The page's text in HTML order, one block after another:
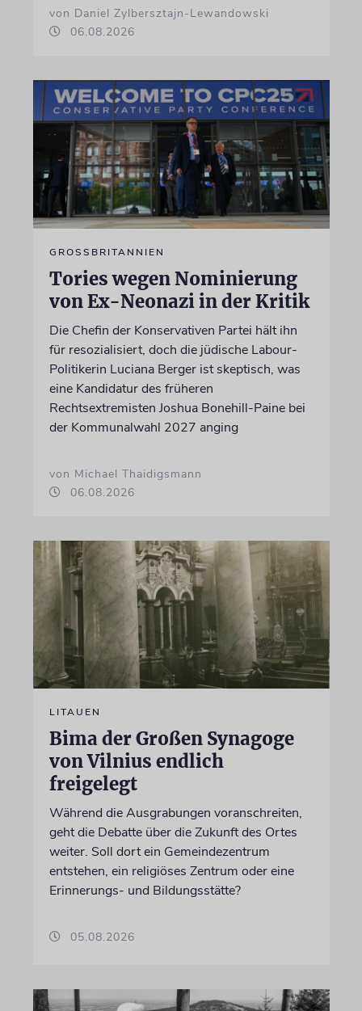
von Daniel Zylbersztajn-Lewandowski
06.08.2026
GROSSBRITANNIEN
Tories wegen Nominierung
von Ex-Neonazi in der Kritik
Die Chefin der Konservativen Partei hält ihn
für resozialisiert, doch die jüdische Labour-
Politikerin Luciana Berger ist skeptisch, was
eine Kandidatur des früheren
Rechtsextremisten Joshua Bonehill-Paine bei
der Kommunalwahl 2027 anging
von Michael Thaidigsmann
06.08.2026
LITAUEN
Bima der Großen Synagoge
von Vilnius endlich
freigelegt
Während die Ausgrabungen voranschreiten,
geht die Debatte über die Zukunft des Ortes
weiter. Soll dort ein Gemeindezentrum
entstehen, ein religiöses Zentrum oder eine
Erinnerungs- und Bildungsstätte?
05.08.2026